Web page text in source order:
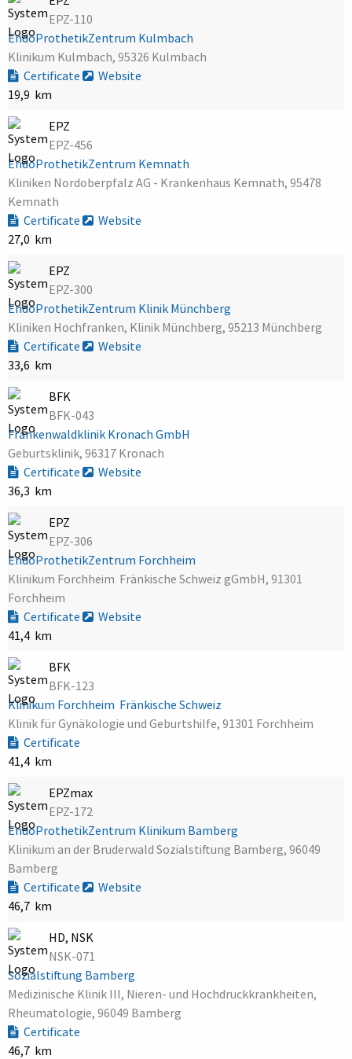
EPZ-110
EndoProthetikZentrum Kulmbach
Klinikum Kulmbach, 95326 Kulmbach
Certificate
Website
19,9 km
EPZ
EPZ-456
EndoProthetikZentrum Kemnath
Kliniken Nordoberpfalz AG - Krankenhaus Kemnath, 95478
Kemnath
Certificate
Website
27,0 km
EPZ
EPZ-300
EndoProthetikZentrum Klinik Münchberg
Kliniken Hochfranken, Klinik Münchberg, 95213 Münchberg
Certificate
Website
33,6 km
BFK
BFK-043
Frankenwaldklinik Kronach GmbH
Geburtsklinik, 96317 Kronach
Certificate
Website
36,3 km
EPZ
EPZ-306
EndoProthetikZentrum Forchheim
Klinikum Forchheim  Fränkische Schweiz gGmbH, 91301
Forchheim
Certificate
Website
41,4 km
BFK
BFK-123
Klinikum Forchheim  Fränkische Schweiz
Klinik für Gynäkologie und Geburtshilfe, 91301 Forchheim
Certificate
41,4 km
EPZmax
EPZ-172
EndoProthetikZentrum Klinikum Bamberg
Klinikum an der Bruderwald Sozialstiftung Bamberg, 96049
Bamberg
Certificate
Website
46,7 km
HD, NSK
NSK-071
Sozialstiftung Bamberg
Medizinische Klinik III, Nieren- und Hochdruckkrankheiten,
Rheumatologie, 96049 Bamberg
Certificate
46,7 km